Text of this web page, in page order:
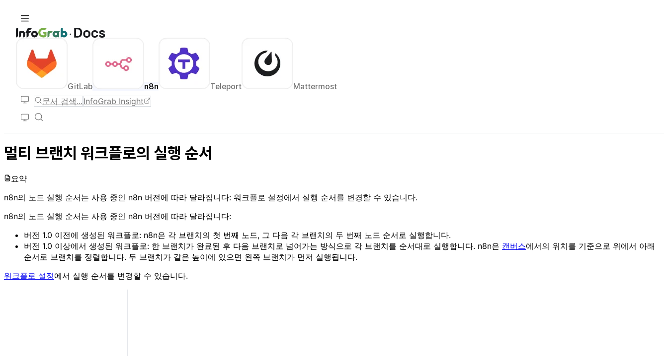
GitLab n8n Teleport Mattermost
문서 검색... InfoGrab Insight
멀티 브랜치 워크플로의 실행 순서
요약
n8n의 노드 실행 순서는 사용 중인 n8n 버전에 따라 달라집니다: 워크플로 설정에서 실행 순서를 변경할 수 있습니다.
n8n의 노드 실행 순서는 사용 중인 n8n 버전에 따라 달라집니다:
버전 1.0 이전에 생성된 워크플로: n8n은 각 브랜치의 첫 번째 노드, 그 다음 각 브랜치의 두 번째 노드 순서로 실행합니다.
버전 1.0 이상에서 생성된 워크플로: 한 브랜치가 완료된 후 다음 브랜치로 넘어가는 방식으로 각 브랜치를 순서대로 실행합니다. n8n은 캔버스에서의 위치를 기준으로 위에서 아래
순서로 브랜치를 정렬합니다. 두 브랜치가 같은 높이에 있으면 왼쪽 브랜치가 먼저 실행됩니다.
워크플로 설정에서 실행 순서를 변경할 수 있습니다.